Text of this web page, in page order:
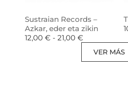
Sustraian Records –
Azkar, eder eta zikin
12,00 € - 21,00 €
VER MÁS